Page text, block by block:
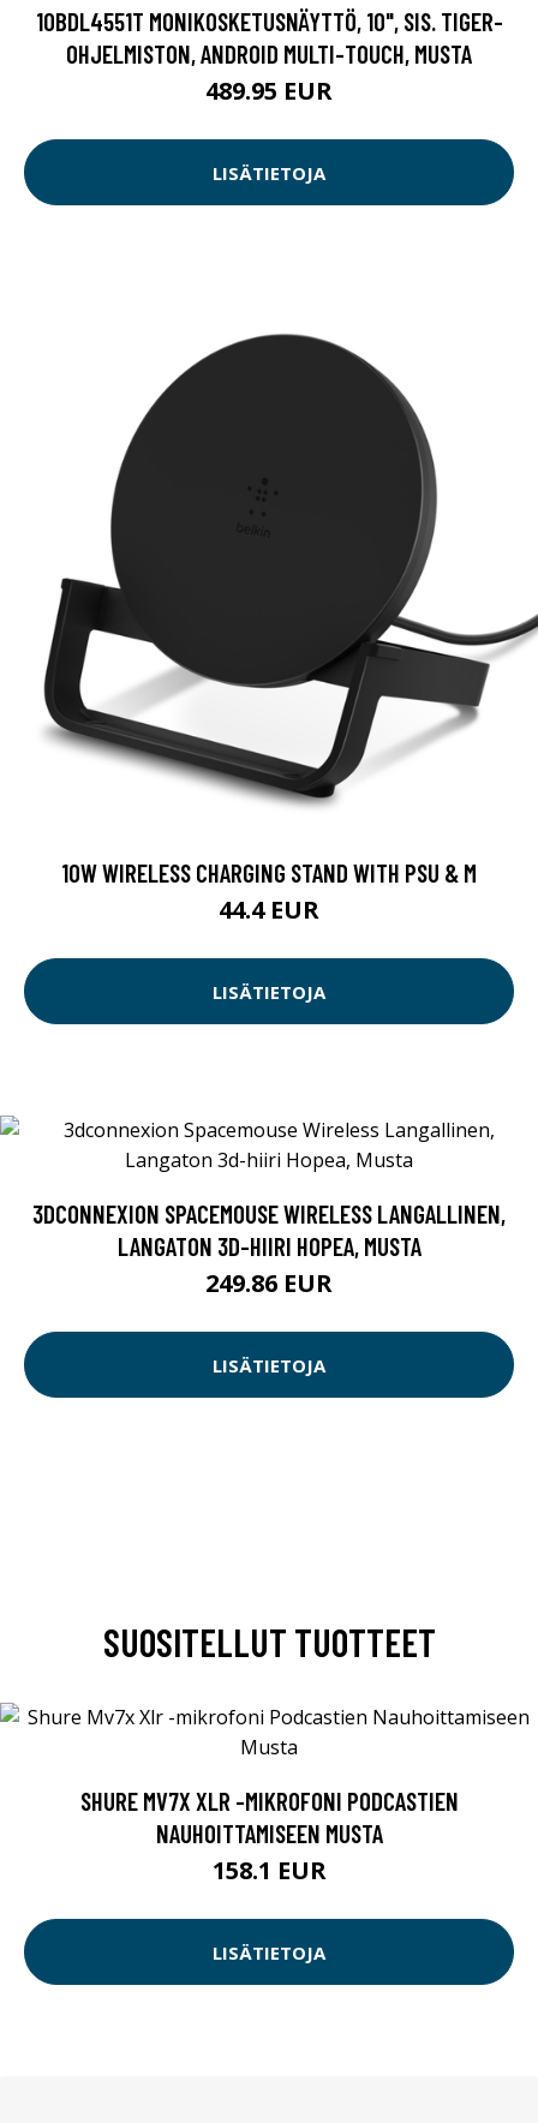
10BDL4551T MONIKOSKETUSNÄYTTÖ, 10", SIS. TIGER-
OHJELMISTON, ANDROID MULTI-TOUCH, MUSTA
489.95 EUR
LISÄTIETOJA
10W WIRELESS CHARGING STAND WITH PSU & M
44.4 EUR
LISÄTIETOJA
3DCONNEXION SPACEMOUSE WIRELESS LANGALLINEN,
LANGATON 3D-HIIRI HOPEA, MUSTA
249.86 EUR
LISÄTIETOJA
SUOSITELLUT TUOTTEET
SHURE MV7X XLR -MIKROFONI PODCASTIEN
NAUHOITTAMISEEN MUSTA
158.1 EUR
LISÄTIETOJA